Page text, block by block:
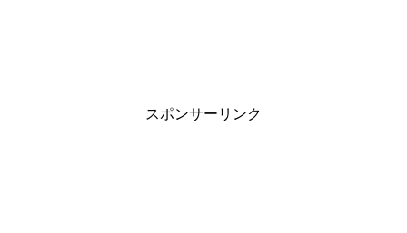
スポンサーリンク